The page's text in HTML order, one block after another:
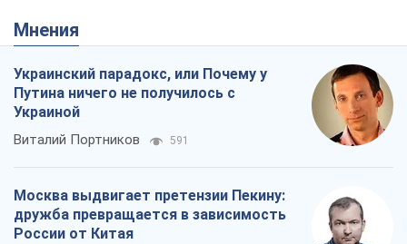
Мнения
Украинский парадокс, или Почему у
Путина ничего не получилось с
Украиной
Виталий Портников 591
Москва выдвигает претензии Пекину:
дружба превращается в зависимость
России от Китая